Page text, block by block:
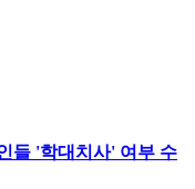
들 '학대치사' 여부 수